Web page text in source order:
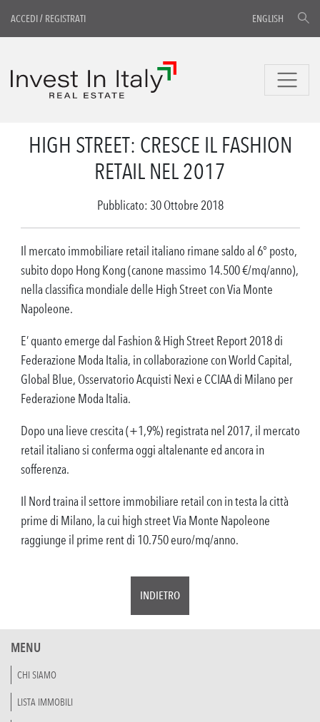
ACCEDI/ REGISTRATI ENGLISH
HIGH STREET: CRESCE IL FASHION
RETAIL NEL 2017
Pubblicato: 30 Ottobre 2018
Il mercato immobiliare retail italiano rimane saldo al 6° posto,
subito dopo Hong Kong (canone massimo 14.500 €/mq/anno),
nella classifica mondiale delle High Street con Via Monte
Napoleone.
E’ quanto emerge dal Fashion & High Street Report 2018 di
Federazione Moda Italia, in collaborazione con World Capital,
Global Blue, Osservatorio Acquisti Nexi e CCIAA di Milano per
Federazione Moda Italia.
Dopo una lieve crescita (+1,9%) registrata nel 2017, il mercato
retail italiano si conferma oggi altalenante ed ancora in
sofferenza.
Il Nord traina il settore immobiliare retail con in testa la città
prime di Milano, la cui high street Via Monte Napoleone
raggiunge il prime rent di 10.750 euro/mq/anno.
INDIETRO
MENU
CHI SIAMO
LISTA IMMOBILI